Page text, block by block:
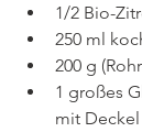
1/2 Bio-
250 ml
200 g
1 großes
mit Deckel